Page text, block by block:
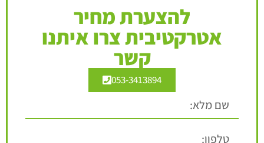
להצערת מחיר
אטרקטיבית צרו איתנו
קשר
053-3413894